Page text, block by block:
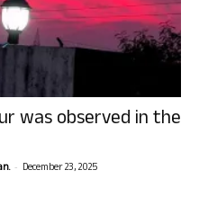
was observed in the
- December 23, 2025